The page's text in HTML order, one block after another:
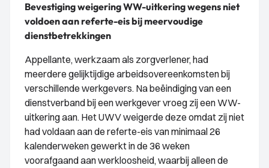
Bevestiging weigering WW-uitkering wegens niet
voldoen aan referte-eis bij meervoudige
dienstbetrekkingen
Appellante, werkzaam als zorgverlener, had
meerdere gelijktijdige arbeidsovereenkomsten bij
verschillende werkgevers. Na beëindiging van een
dienstverband bij een werkgever vroeg zij een WW-
uitkering aan. Het UWV weigerde deze omdat zij niet
had voldaan aan de referte-eis van minimaal 26
kalenderweken gewerkt in de 36 weken
voorafgaand aan werkloosheid, waarbij alleen de